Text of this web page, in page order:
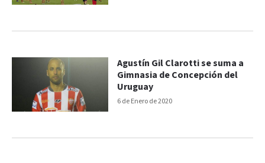
6 de Enero de 2020
Agustín Gil Clarotti se suma a
Gimnasia de Concepción del
Uruguay